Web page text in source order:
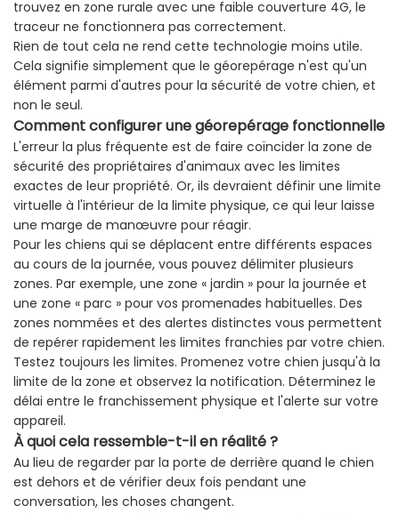
trouvez en zone rurale avec une faible couverture 4G, le
traceur ne fonctionnera pas correctement.
Rien de tout cela ne rend cette technologie moins utile.
Cela signifie simplement que le géorepérage n'est qu'un
élément parmi d'autres pour la sécurité de votre chien, et
non le seul.
Commentconfigurerunegéorepérage fonctionnelle
L'erreur la plus fréquente est de faire coïncider la zone de
sécurité des propriétaires d'animaux avec les limites
exactes de leur propriété. Or, ils devraient définir une limite
virtuelle à l'intérieur de la limite physique, ce qui leur laisse
une marge de manœuvre pour réagir.
Pour les chiens qui se déplacent entre différents espaces
au cours de la journée, vous pouvez délimiter plusieurs
zones. Par exemple, une zone « jardin » pour la journée et
une zone « parc » pour vos promenades habituelles. Des
zones nommées et des alertes distinctes vous permettent
de repérer rapidement les limites franchies par votre chien.
Testez toujours les limites. Promenez votre chien jusqu'à la
limite de la zone et observez la notification. Déterminez le
délai entre le franchissement physique et l'alerte sur votre
appareil.
À quoi cela ressemble-t-il en réalité ?
Au lieu de regarder par la porte de derrière quand le chien
est dehors et de vérifier deux fois pendant une
conversation, les choses changent.